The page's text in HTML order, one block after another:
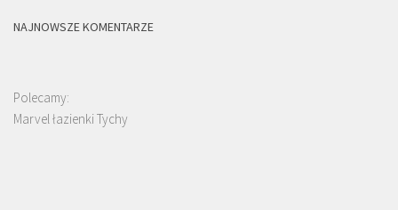
NAJNOWSZE KOMENTARZE
Polecamy:
Marvel łazienki Tychy